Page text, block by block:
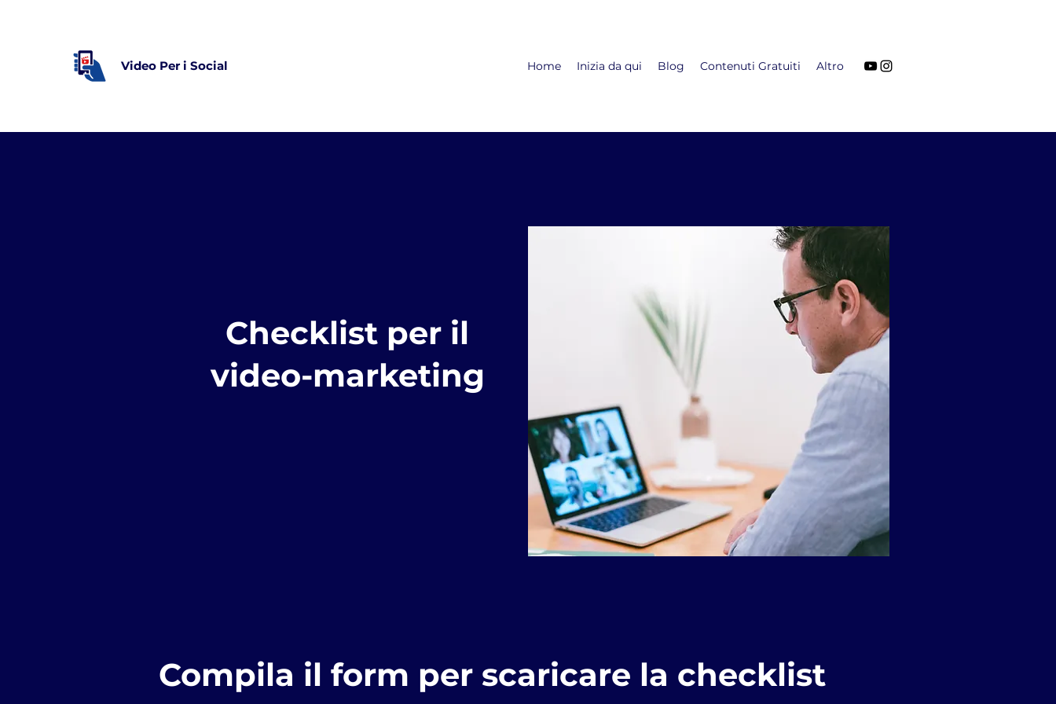
Video Per i Social Home Inizia da qui Blog Contenuti Gratuiti Altro
Checklist per il
video-marketing
Compila il form per scaricare la checklist